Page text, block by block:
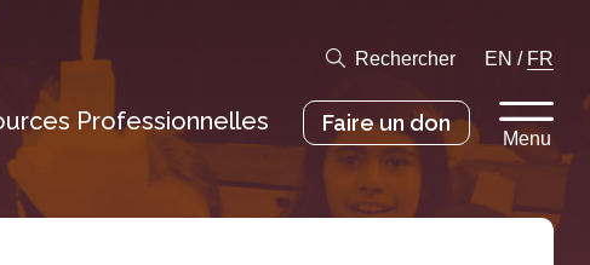
Rechercher EN / FR
Professionnelles Faire un don
Menu